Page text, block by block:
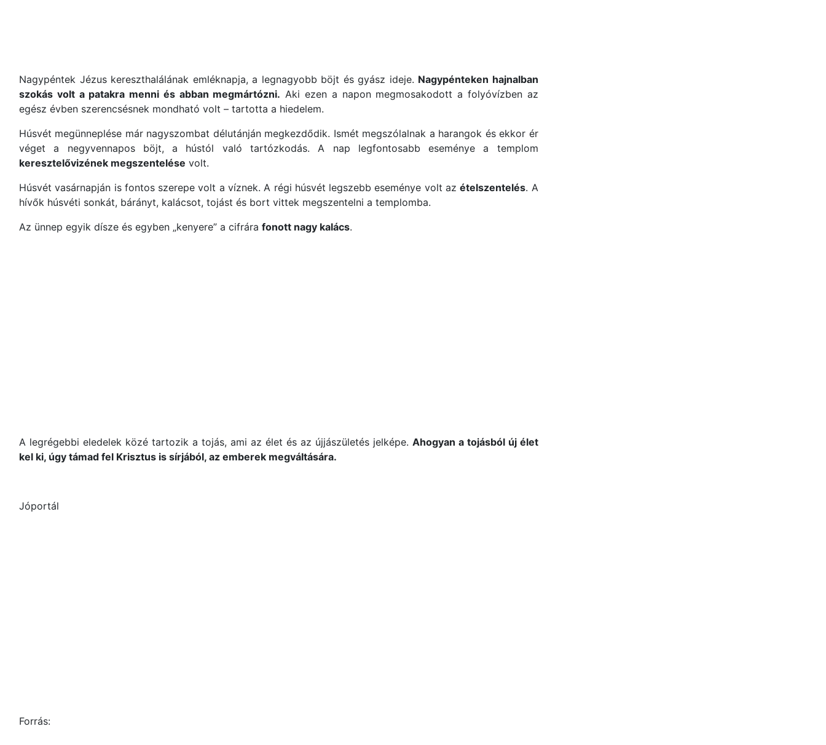
Nagypéntek Jézus kereszthalálának emléknapja, a legnagyobb böjt és gyász ideje. Nagypénteken hajnalban
szokás volt a patakra menni és abban megmártózni. Aki ezen a napon megmosakodott a folyóvízben az
egész évben szerencsésnek mondható volt – tartotta a hiedelem.
Húsvét megünneplése már nagyszombat délutánján megkezdődik. Ismét megszólalnak a harangok és ekkor ér
véget a negyvennapos böjt, a hústól való tartózkodás. A nap legfontosabb eseménye a templom
keresztelővizének megszentelése volt.
Húsvét vasárnapján is fontos szerepe volt a víznek. A régi húsvét legszebb eseménye volt azételszentelés. A
hívők húsvéti sonkát, bárányt, kalácsot, tojást és bort vittek megszentelni a templomba.
Az ünnep egyik dísze és egyben „kenyere” a cifrára fonott nagy kalács.
A legrégebbi eledelek közé tartozik a tojás, ami az élet és az újjászületés jelképe. Ahogyan a tojásból új élet
kel ki, úgy támad fel Krisztus is sírjából, az emberek megváltására.
Jóportál
Forrás: